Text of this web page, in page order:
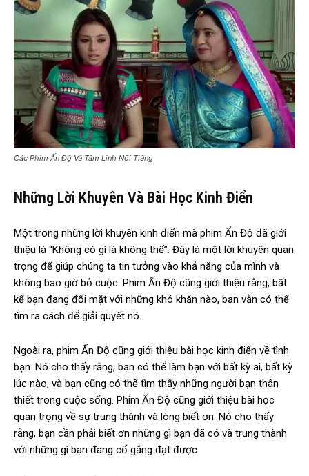
Các Phim Ấn Độ Về Tâm Linh Nổi Tiếng
Những Lời Khuyên Và Bài Học Kinh Điển
Một trong những lời khuyên kinh điển mà phim Ấn Độ đã giới
thiệu là “Không có gì là không thể”. Đây là một lời khuyên quan
trọng để giúp chúng ta tin tưởng vào khả năng của mình và
không bao giờ bỏ cuộc. Phim Ấn Độ cũng giới thiệu rằng, bất
kể bạn đang đối mặt với những khó khăn nào, bạn vẫn có thể
tìm ra cách để giải quyết nó.
Ngoài ra, phim Ấn Độ cũng giới thiệu bài học kinh điển về tình
bạn. Nó cho thấy rằng, bạn có thể làm bạn với bất kỳ ai, bất kỳ
lúc nào, và bạn cũng có thể tìm thấy những người bạn thân
thiết trong cuộc sống. Phim Ấn Độ cũng giới thiệu bài học
quan trọng về sự trung thành và lòng biết ơn. Nó cho thấy
rằng, bạn cần phải biết ơn những gì bạn đã có và trung thành
với những gì bạn đang cố gắng đạt được.